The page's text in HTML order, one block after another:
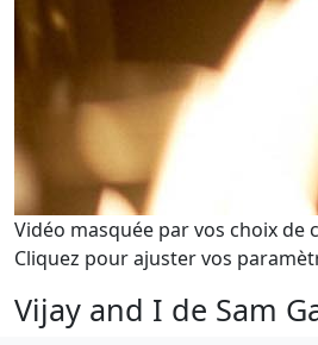
Vidéo masquée par vos choix de
Cliquez pour ajuster vos
Vijay and I de Sam